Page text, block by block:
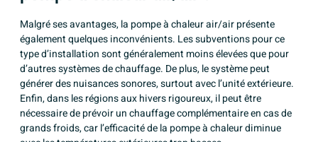
Malgré ses avantages, la pompe à chaleur air/air présente
également quelques inconvénients. Les subventions pour ce
type d’installation sont généralement moins élevées que pour
d’autres systèmes de chauffage. De plus, le système peut
générer des nuisances sonores, surtout avec l’unité extérieure.
Enfin, dans les régions aux hivers rigoureux, il peut être
nécessaire de prévoir un chauffage complémentaire en cas de
grands froids, car l’efficacité de la pompe à chaleur diminue